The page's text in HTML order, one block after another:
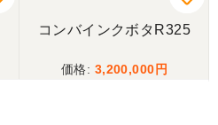
コンバインクボタR325
3,200,000